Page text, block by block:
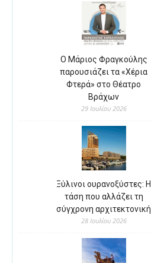
Ο Μάριος Φραγκούλης
παρουσιάζει τα «Χέρια
Φτερά» στο Θέατρο
Βράχων
29 Ιουλίου 2026
Ξύλινοι ουρανοξύστες: Η
τάση που αλλάζει τη
σύγχρονη αρχιτεκτονική
28 Ιουλίου 2026